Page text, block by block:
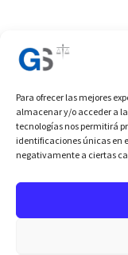
Para ofrecer las mejores
almacenar y/o acceder a
tecnologías nos permitirá
identificaciones únicas en
negativamente a ciertas